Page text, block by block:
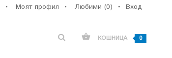
Вход
• Моят профил • Любими (0) •
КОШНИЦА 0